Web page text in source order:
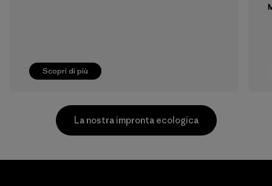
Scopri di più
La nostra impronta ecologica